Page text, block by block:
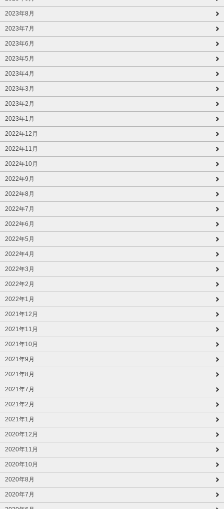
2023年8月
2023年7月
2023年6月
2023年5月
2023年4月
2023年3月
2023年2月
2023年1月
2022年12月
2022年11月
2022年10月
2022年9月
2022年8月
2022年7月
2022年6月
2022年5月
2022年4月
2022年3月
2022年2月
2022年1月
2021年12月
2021年11月
2021年10月
2021年9月
2021年8月
2021年7月
2021年2月
2021年1月
2020年12月
2020年11月
2020年10月
2020年8月
2020年7月